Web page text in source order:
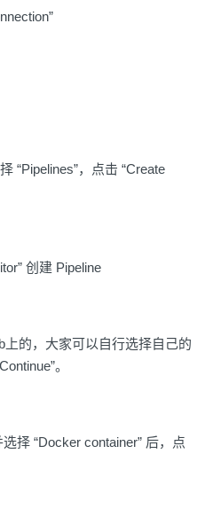
“Pipelines”，点击 “Create
创建 Pipeline
的，大家可以自行选择自己的
。
择 “Docker container” 后，点